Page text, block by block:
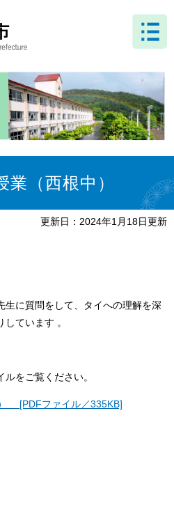
（西根中）
更新日：2024年1月18日更新
に質問をして、タイへの理解を深
ています 。
をご覧ください。
[PDFファイル／335KB]